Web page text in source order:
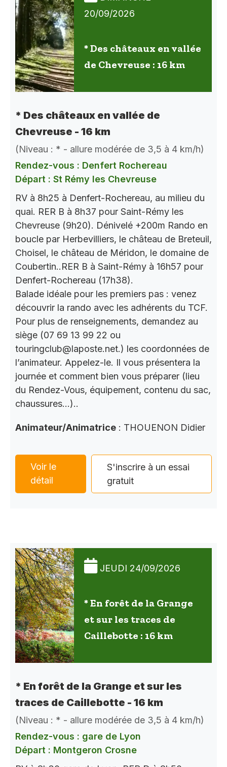
20/09/2026
* Des châteaux en vallée
de Chevreuse : 16 km
* Des châteaux en vallée de
Chevreuse - 16 km
(Niveau : * - allure modérée de 3,5 à 4 km/h)
Rendez-vous : Denfert Rochereau
Départ : St Rémy les Chevreuse
RV à 8h25 à Denfert-Rochereau, au milieu du
quai. RER B à 8h37 pour Saint-Rémy les
Chevreuse (9h20). Dénivelé +200m Rando en
boucle par Herbevilliers, le château de Breteuil,
Choisel, le château de Méridon, le domaine de
Coubertin..RER B à Saint-Rémy à 16h57 pour
Denfert-Rochereau (17h38).
Balade idéale pour les premiers pas : venez
découvrir la rando avec les adhérents du TCF.
Pour plus de renseignements, demandez au
siège (07 69 13 99 22 ou
touringclub@laposte.net.) les coordonnées de
l’animateur. Appelez-le. Il vous présentera la
journée et comment bien vous préparer (lieu
du Rendez-Vous, équipement, contenu du sac,
chaussures…)..
Animateur/Animatrice : THOUENON Didier
Voir le
détail
S'inscrire à un essai
gratuit
JEUDI 24/09/2026
* En forêt de la Grange
et sur les traces de
Caillebotte : 16 km
* En forêt de la Grange et sur les
traces de Caillebotte - 16 km
(Niveau : * - allure modérée de 3,5 à 4 km/h)
Rendez-vous : gare de Lyon
Départ : Montgeron Crosne